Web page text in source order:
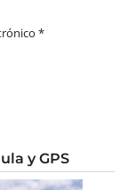
*
y GPS